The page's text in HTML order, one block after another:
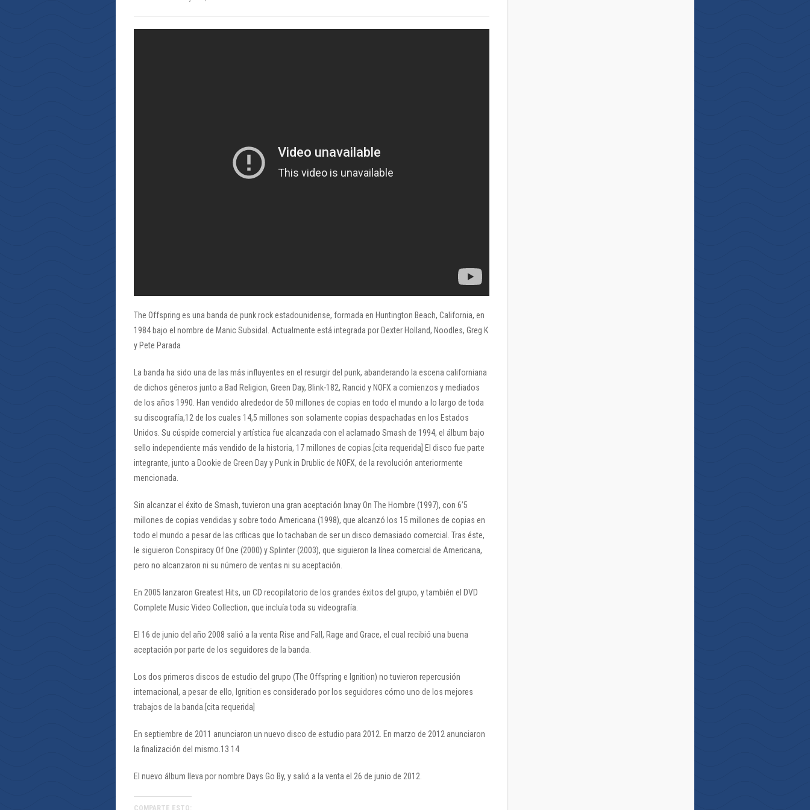
The Offspring es una banda de punk rock estadounidense, formada en Huntington Beach, California, en
1984 bajo el nombre de Manic Subsidal. Actualmente está integrada por Dexter Holland, Noodles, Greg K
y Pete Parada
La banda ha sido una de las más influyentes en el resurgir del punk, abanderando la escena californiana
de dichos géneros junto a Bad Religion, Green Day, Blink-182, Rancid y NOFX a comienzos y mediados
de los años 1990. Han vendido alrededor de 50 millones de copias en todo el mundo a lo largo de toda
su discografía,12 de los cuales 14,5 millones son solamente copias despachadas en los Estados
Unidos. Su cúspide comercial y artística fue alcanzada con el aclamado Smash de 1994, el álbum bajo
sello independiente más vendido de la historia, 17 millones de copias.[cita requerida] El disco fue parte
integrante, junto a Dookie de Green Day y Punk in Drublic de NOFX, de la revolución anteriormente
mencionada.
Sin alcanzar el éxito de Smash, tuvieron una gran aceptación Ixnay On The Hombre (1997), con 6’5
millones de copias vendidas y sobre todo Americana (1998), que alcanzó los 15 millones de copias en
todo el mundo a pesar de las críticas que lo tachaban de ser un disco demasiado comercial. Tras éste,
le siguieron Conspiracy Of One (2000) y Splinter (2003), que siguieron la línea comercial de Americana,
pero no alcanzaron ni su número de ventas ni su aceptación.
En 2005 lanzaron Greatest Hits, un CD recopilatorio de los grandes éxitos del grupo, y también el DVD
Complete Music Video Collection, que incluía toda su videografía.
El 16 de junio del año 2008 salió a la venta Rise and Fall, Rage and Grace, el cual recibió una buena
aceptación por parte de los seguidores de la banda.
Los dos primeros discos de estudio del grupo (The Offspring e Ignition) no tuvieron repercusión
internacional, a pesar de ello, Ignition es considerado por los seguidores cómo uno de los mejores
trabajos de la banda.[cita requerida]
En septiembre de 2011 anunciaron un nuevo disco de estudio para 2012. En marzo de 2012 anunciaron
la finalización del mismo.13 14
El nuevo álbum lleva por nombre Days Go By, y salió a la venta el 26 de junio de 2012.
COMPARTE ESTO: